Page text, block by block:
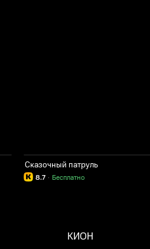
Сказочный патруль
8.7 Бесплатно
·
КИОН